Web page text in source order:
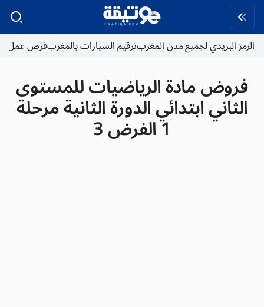
الرمز البريدي لجميع مدن المغربترقيم السيارات بالمغربفرص عمل
فروض مادة الرياضيات للمستوى
الثاني ابتدائي الدورة الثانية مرحلة
1 الفرض 3